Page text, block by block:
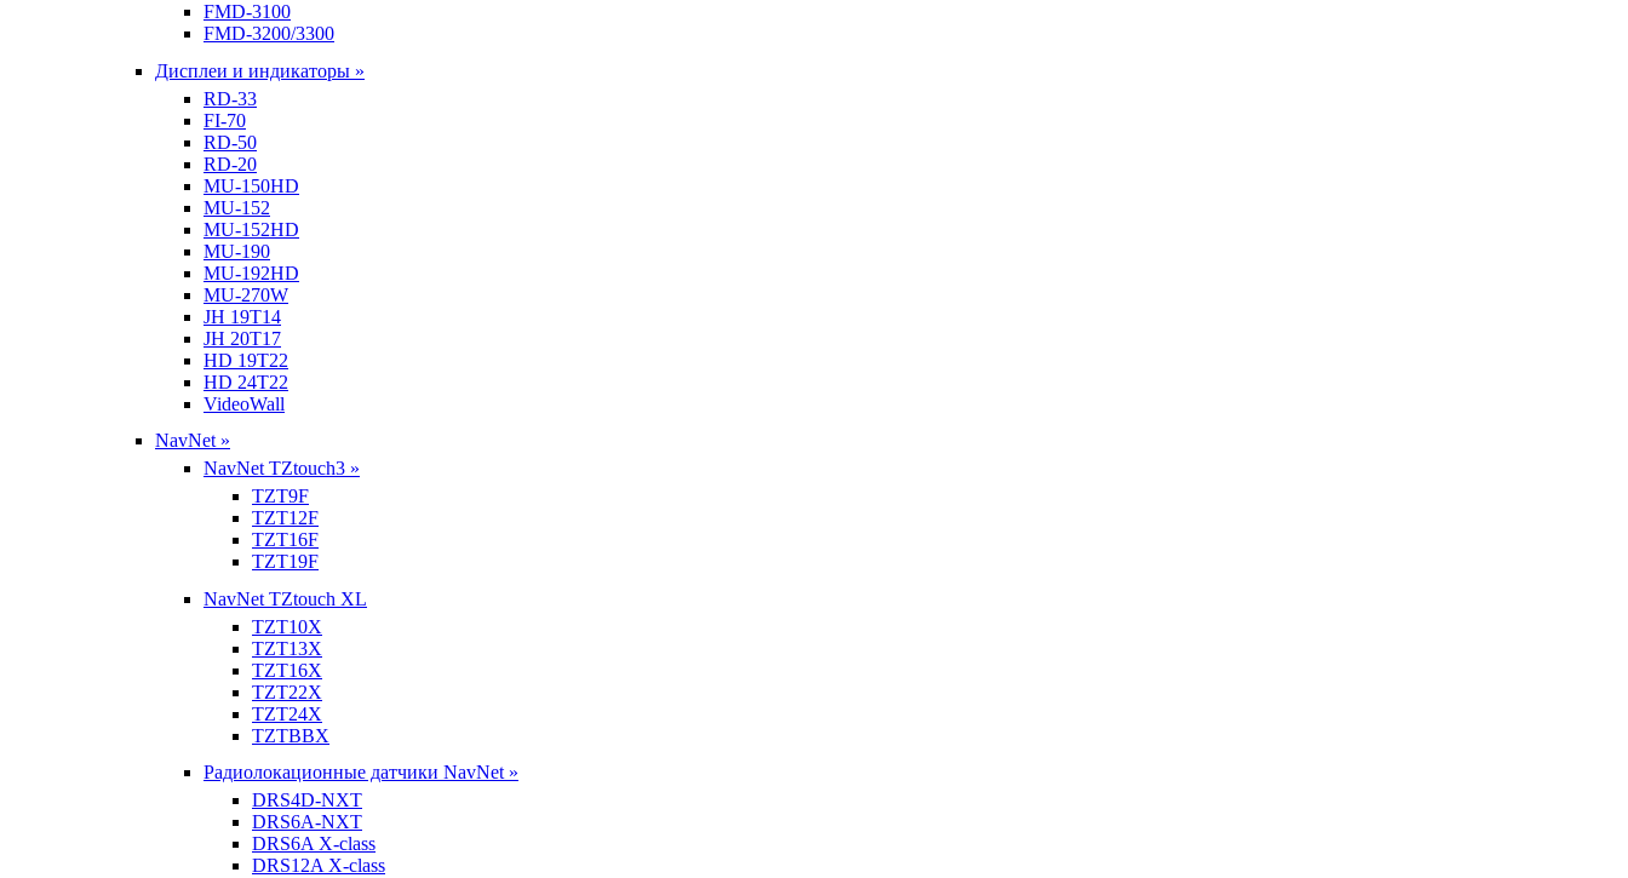
FMD-3100
FMD-3200/3300
Дисплеи и индикаторы »
RD-33
FI-70
RD-50
RD-20
MU-150HD
MU-152
MU-152HD
MU-190
MU-192HD
MU-270W
JH 19T14
JH 20T17
HD 19T22
HD 24T22
VideoWall
NavNet »
NavNet TZtouch3 »
TZT9F
TZT12F
TZT16F
TZT19F
NavNet TZtouch XL
TZT10X
TZT13X
TZT16X
TZT22X
TZT24X
TZTBBX
Радиолокационные датчики NavNet »
DRS4D-NXT
DRS6A-NXT
DRS6A X-class
DRS12A X-class